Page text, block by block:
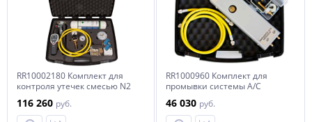
RR10002180 Комплект для
контроля утечек смесью N2
116 260 руб.
RR1000960 Комплект для
промывки системы А/С
46 030 руб.